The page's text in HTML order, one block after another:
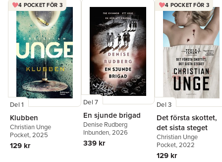
4 POCKET FÖR 3
Del 1
Klubben
Christian Unge
Pocket, 2025
129 kr
Del 7
En sjunde brigad
Denise Rudberg
Inbunden, 2026
339 kr
4 POCKET FÖR 3
Del 3
Det första skottet,
det sista steget
Christian Unge
Pocket, 2022
129 kr